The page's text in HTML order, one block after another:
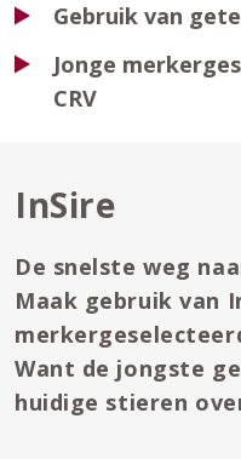
Gebruik van
Jonge
CRV
InSire
De snelste weg
Maak gebruik van
Want de jongste
huidige stieren